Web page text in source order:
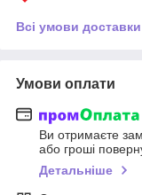
Всі умови доставки
Умови оплати
Ви отримаєте
або гроші
Детальніше